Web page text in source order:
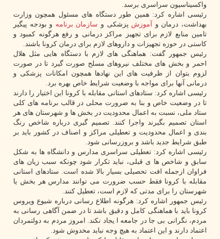
واکسیناسیون سراسری برسد.
رئیسی اشاره کرد: همین طور دستگاه های مسئول همچون وزارت
بهداشت، درمان و آموزش پزشکی و سازمان برنامه و بودجه پیگیر
تامین منابع لازم برای تجهیز مراکز درمانی و رفع هرگونه کمبود و
کاستی در حوزه تجهیزات و داروهای لازم برای درمان کرونا باشند.
رئیس جمهور گفت: هماهنگی های لازم با دستگاه هایی مثل هلال
احمر و بخش های مختلف نیروهای مسلح صورت گیرد تا در صورت
لزوم بتوان از ظرفیت های این نهادها همچون امکانات پزشکی و
درمانی آنها برای مواجه با وضعیت شرایط خاص بهره برد.
رئیسی اشاره کرد: ستادهای استانی مقابله با کرونا این اختیار را دارند
تا در وضعیت خاص و بنا به ضرورت محلی در قالب برنامه های کلی
ستاد ملی، نسبت به اعمال محدودیت در بخش ها و شهرستان های هر
استان تصمیم بگیرند واجرا کنند. تصمیم گیری درباره شاخص رنگ
بندی و اعمال محدودیت و تعطیلی مراکز و اصناف در کشور باید بر
طبق شرایط جدید باشد و بروزرسانی شود.
رئیسی اشاره کرد: تعطیلی سراسری مدارس و دانشگاه ها به شکل
سابق و شاخص ها ی قبلی، نباید تکرار شود چونکه سبب زیان های
فراوان ازجمله افت تحصیلی بسیار بالا شده است. ستادهای استانی
مقابله با کرونا فقط حسب ضرورت می توانند مدارس هر بخش یا
شهرستان را برای مدتی که لازم است، تعطیل کنند.
رئیس جمهور اشاره کرد: هرگونه اطلاع رسانی درباره شیوع ویروس
کرونا باید با هماهنگی کامل و دقیق باشد تا در ضمن آگاهی رسانی به
مردم، نگرانی بی جا در جامعه ا یجاد نکند. امروز مردم به دولتمردان
اعتماد دارند و این اعتماد به هیچ وجه نباید مخدوش شود.